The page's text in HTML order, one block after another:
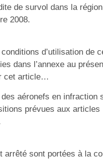
de survol dans la
2008.
d’utilisation de
dans l’annexe au
cet article…
aéronefs en infraction
prévues aux articles
arrêté sont portées à la